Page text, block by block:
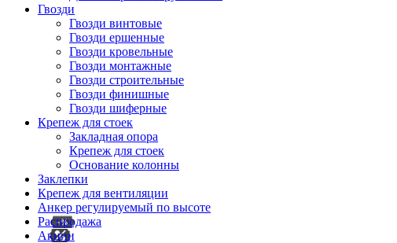
Гвозди
Гвозди винтовые
Гвозди ершенные
Гвозди кровельные
Гвозди монтажные
Гвозди строительные
Гвозди финишные
Гвозди шиферные
Крепеж для стоек
Закладная опора
Крепеж для стоек
Основание колонны
Заклепки
Крепеж для вентиляции
Анкер регулируемый по высоте
Распродажа
Акции